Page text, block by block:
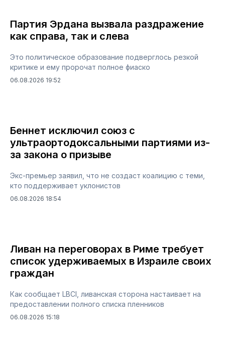
Партия Эрдана вызвала раздражение
как справа, так и слева
Это политическое образование подверглось резкой
критике и ему пророчат полное фиаско
06.08.2026 19:52
Беннет исключил союз с
ультраортодоксальными партиями из-
за закона о призыве
Экс-премьер заявил, что не создаст коалицию с теми,
кто поддерживает уклонистов
06.08.2026 18:54
Ливан на переговорах в Риме требует
список удерживаемых в Израиле своих
граждан
Как сообщает LBCI, ливанская сторона настаивает на
предоставлении полного списка пленников
06.08.2026 15:18